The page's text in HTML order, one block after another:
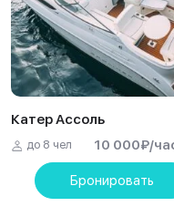
Катер Ассоль
до 8 чел 10 000₽/
Бронировать